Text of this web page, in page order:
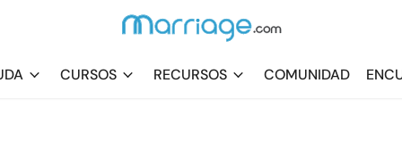
CURSOS RECURSOS COMUNIDAD